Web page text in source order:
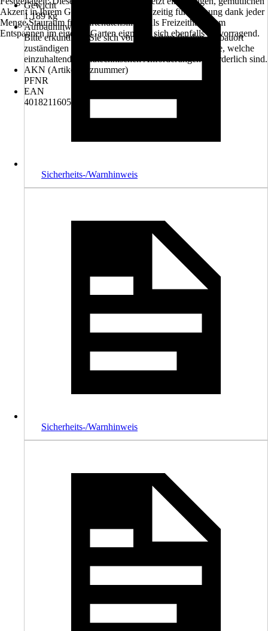
Gewicht
1.189 kg
Aufbauhinweis
Bitte erkundigen Sie sich vorab bei dem für den Einbauort
zuständigen Bauamt oder der zuständigen Gemeinde, welche
einzuhaltenden bautechnischen Anforderungen erforderlich sind.
AKN (Artikelkurznummer)
PFNR
EAN
4018211605620
Akzent in Ihrem Garten und sorgt gleichzeitig für Ordnung dank jeder
Menge Stauraum für Gartenutensilien. Als Freizeithaus zum
Entspannen im eigenen Garten eignet es sich ebenfalls hervorragend.
Sicherheits-/Warnhinweis
Sicherheits-/Warnhinweis